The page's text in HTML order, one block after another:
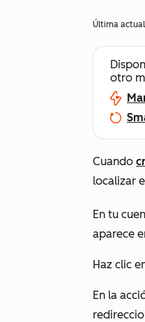
Última
otro
Cuando
localizar
En tu
aparece
Haz clic
En la